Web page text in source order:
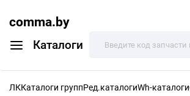
comma.by
Каталоги
ЛККаталоги группРед.каталогиWh-каталоги